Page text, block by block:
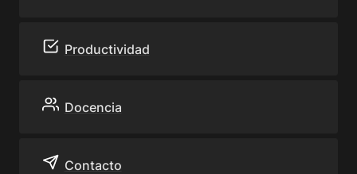
Productividad
Docencia
Contacto